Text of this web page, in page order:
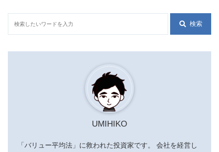
検索
UMIHIKO
「バリュー平均法」に救われた投資家です。 会社を経営し